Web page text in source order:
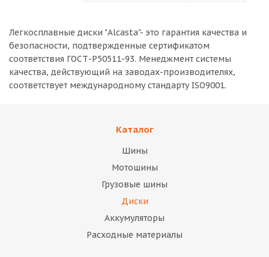
Легкосплавные диски "Alcasta"- это гарантия качества и
безопасности, подтвержденные сертификатом
соответствия ГОСТ-Р50511-93. Менеджмент системы
качества, действующий на заводах-производителях,
соответствует международному стандарту ISO9001.
Каталог
Шины
Мотошины
Грузовые шины
Диски
Аккумуляторы
Расходные материалы